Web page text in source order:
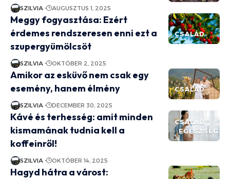
SZILVIA AUGUSZTUS 1, 2025
CSALÁD
Meggy fogyasztása: Ezért
érdemes rendszeresen enni ezt a
szupergyümölcsöt
SZILVIA OKTÓBER 2, 2025
CSALÁD
Amikor az esküvő nem csak egy
esemény, hanem élmény
SZILVIA DECEMBER 30, 2025
CSALÁD
EGÉSZSÉG
Kávé és terhesség: amit minden
kismamának tudnia kell a
koffeinről!
SZILVIA OKTÓBER 14, 2025
Hagyd hátra a várost: